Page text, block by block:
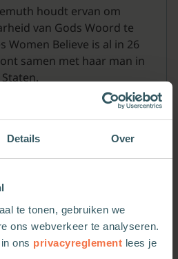
Details Over
te tonen, gebruiken we
ons webverkeer te analyseren.
ons privacyreglement lees je
houdt ervan om
van Gods Woord te
Women Believe is al in 26
samen met haar man in